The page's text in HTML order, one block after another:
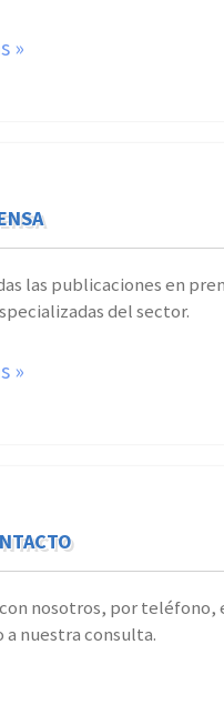
»
las publicaciones en
del sector.
»
nosotros, por teléfono,
a nuestra consulta.